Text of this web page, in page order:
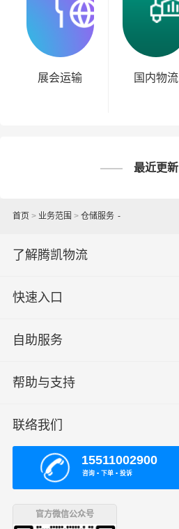
展会运输 国内物流
最近更新
首页> 业务范围 > 仓储服务 -
了解腾凯物流
快速入口
自助服务
帮助与支持
联络我们
15511002900
咨询 ▪ 下单 ▪ 投诉
官方微信公众号